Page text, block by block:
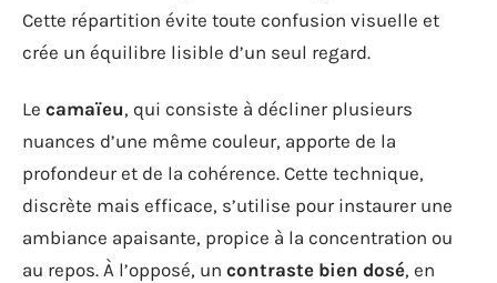
Cette répartition évite toute confusion visuelle et
crée un équilibre lisible d’un seul regard.
Le camaïeu, qui consiste à décliner plusieurs
nuances d’une même couleur, apporte de la
profondeur et de la cohérence. Cette technique,
discrète mais efficace, s’utilise pour instaurer une
ambiance apaisante, propice à la concentration ou
au repos. À l’opposé, un contraste bien dosé, en